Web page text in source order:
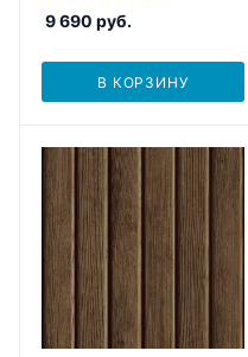
9 690 руб.
В КОРЗИНУ